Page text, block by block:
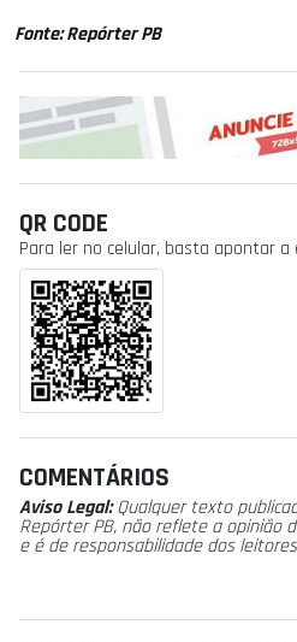
Fonte: Repórter PB
QR CODE
Para ler no celular, basta apontar a
COMENTÁRIOS
Aviso Legal:Qualquer texto
Repórter PB, não reflete a opinião
e é de responsabilidade dos